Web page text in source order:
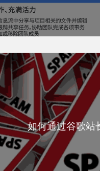
如何通过谷歌站